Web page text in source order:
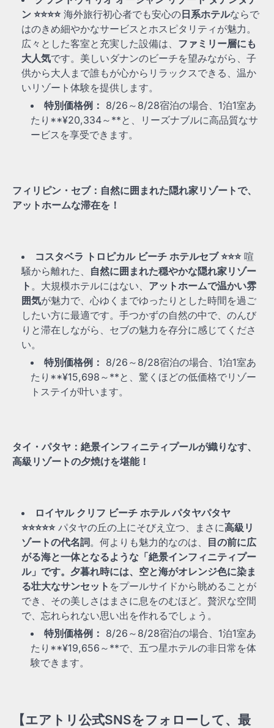
ン ⭐⭐⭐⭐海外旅行初心者でも安心の日系ホテルならで
はのきめ細やかなサービスとホスピタリティが魅力。
広々とした客室と充実した設備は、 ファミリー層にも
大人気です。美しいダナンのビーチを望みながら、子
供から大人まで誰もが心からリラックスできる、温か
いリゾート体験を提供します。
特別価格例： 8/26～8/28宿泊の場合、1泊1室あ
たり**¥20,334～**と、リーズナブルに高品質なサ
ービスを享受できます。
フィリピン・セブ：自然に囲まれた隠れ家リゾートで、
アットホームな滞在を！
コスタベラ トロピカル ビーチ ホテルセブ ⭐⭐⭐喧
騒から離れた、 自然に囲まれた穏やかな隠れ家リゾー
ト 。大規模ホテルにはない、 アットホームで温かい雰
囲気が魅力で、心ゆくまでゆったりとした時間を過ご
したい方に最適です。手つかずの自然の中で、のんび
りと滞在しながら、セブの魅力を存分に感じてくださ
い。
特別価格例： 8/26～8/28宿泊の場合、1泊1室あ
たり**¥15,698～**と、驚くほどの低価格でリゾー
トステイが叶います。
タイ・パタヤ：絶景インフィニティプールが織りなす、
高級リゾートの夕焼けを堪能！
ロイヤル クリフ ビーチ ホテル パタヤパタヤ
⭐⭐⭐⭐⭐パタヤの丘の上にそびえ立つ、まさに高級リ
ゾートの代名詞。何よりも魅力的なのは、 目の前に広
がる海と一体となるような「絶景インフィニティプー
ル」です。夕暮れ時には、空と海がオレンジ色に染ま
る壮大なサンセット をプールサイドから眺めることが
でき、その美しさはまさに息をのむほど。贅沢な空間
で、忘れられない思い出を作れるでしょう。
特別価格例： 8/26～8/28宿泊の場合、1泊1室あ
たり**¥19,656～**で、五つ星ホテルの非日常を体
験できます。
【エアトリ公式SNSをフォローして、最